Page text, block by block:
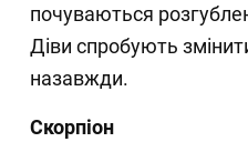
почуваються
Діви спробують
назавжди.
Скорпіон